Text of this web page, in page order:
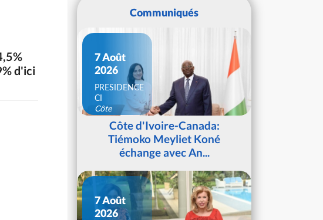
d'ici
Communiqués
7 Août
2026
PRESIDENCE
CI
Côte
d'IvoireCôte d'Ivoire-Canada:
Tiémoko Meyliet Koné
échange avec An...
7 Août
2026